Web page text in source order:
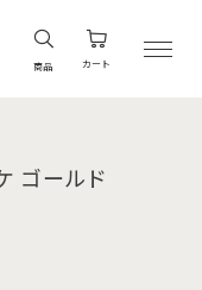
商品 カート
ゴールド